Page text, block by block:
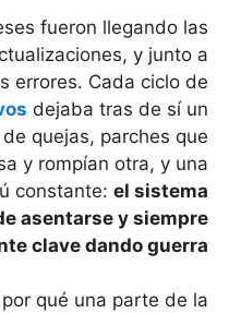
fueron llegando las
y junto a
errores. Cada ciclo de
dejaba tras de sí un
quejas, parches que
y rompían otra, y una
constante: el sistema
asentarse y siempre
clave dando guerra
qué una parte de la